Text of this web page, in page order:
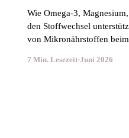
Wie Omega-3,
den Stoffwechsel
von Mikronährstoffen
7 Min. Lesezeit·Juni 2026